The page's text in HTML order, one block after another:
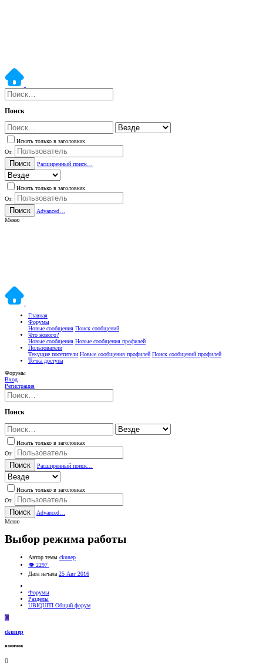
Поиск
Искать только в заголовках
От:
Поиск Расширенный поиск…
Искать только в заголовках
От:
Поиск
Advanced…
Меню
Главная
Форумы
Новые сообщения Поиск сообщений
Что нового?
Новые сообщения Новые сообщения профилей
Пользователи
Текущие посетители Новые сообщения профилей Поиск сообщений профилей
Точка доступа
Форумы
Вход
Регистрация
Поиск
Искать только в заголовках
От:
Поиск Расширенный поиск…
Искать только в заголовках
От:
Поиск
Advanced…
Меню
Выбор режима работы
Автор темы ckunep
👁 2297
Дата начала 25 Авг 2016
Форумы
Разделы
UBIQUITI Общий форум
C
ckunep
новичок